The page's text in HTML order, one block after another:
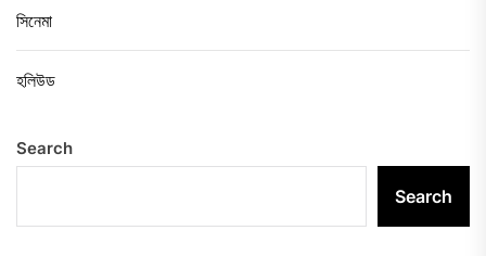
সিনেমা
হলিউড
Search
Search